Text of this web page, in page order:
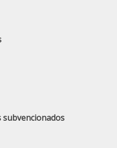
subvencionados